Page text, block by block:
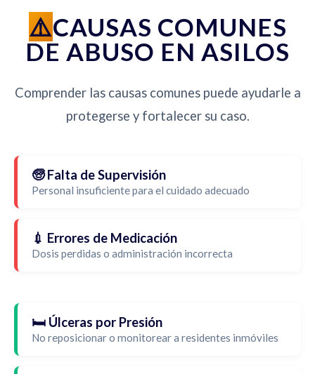
CAUSAS COMUNES
DE ABUSO EN ASILOS
Comprender las causas comunes puede ayudarle a
protegerse y fortalecer su caso.
🧓 Falta de Supervisión
Personal insuficiente para el cuidado adecuado
💉 Errores de Medicación
Dosis perdidas o administración incorrecta
🛏️ Úlceras por Presión
No reposicionar o monitorear a residentes inmóviles